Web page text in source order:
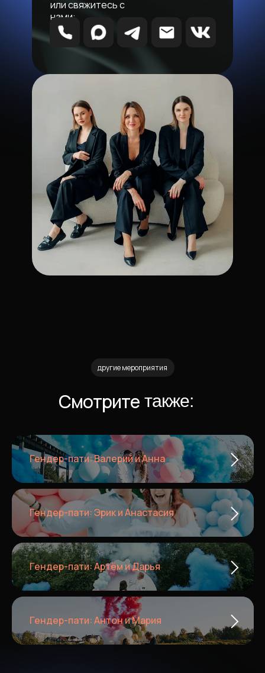
или свяжитесь с
нами:
также:
Смотрите
другие мероприятия
Гендер-пати: Валерий и Анна
Гендер-пати: Эрик и Анастасия
Гендер-пати: Артём и Дарья
Гендер-пати: Антон и Мария